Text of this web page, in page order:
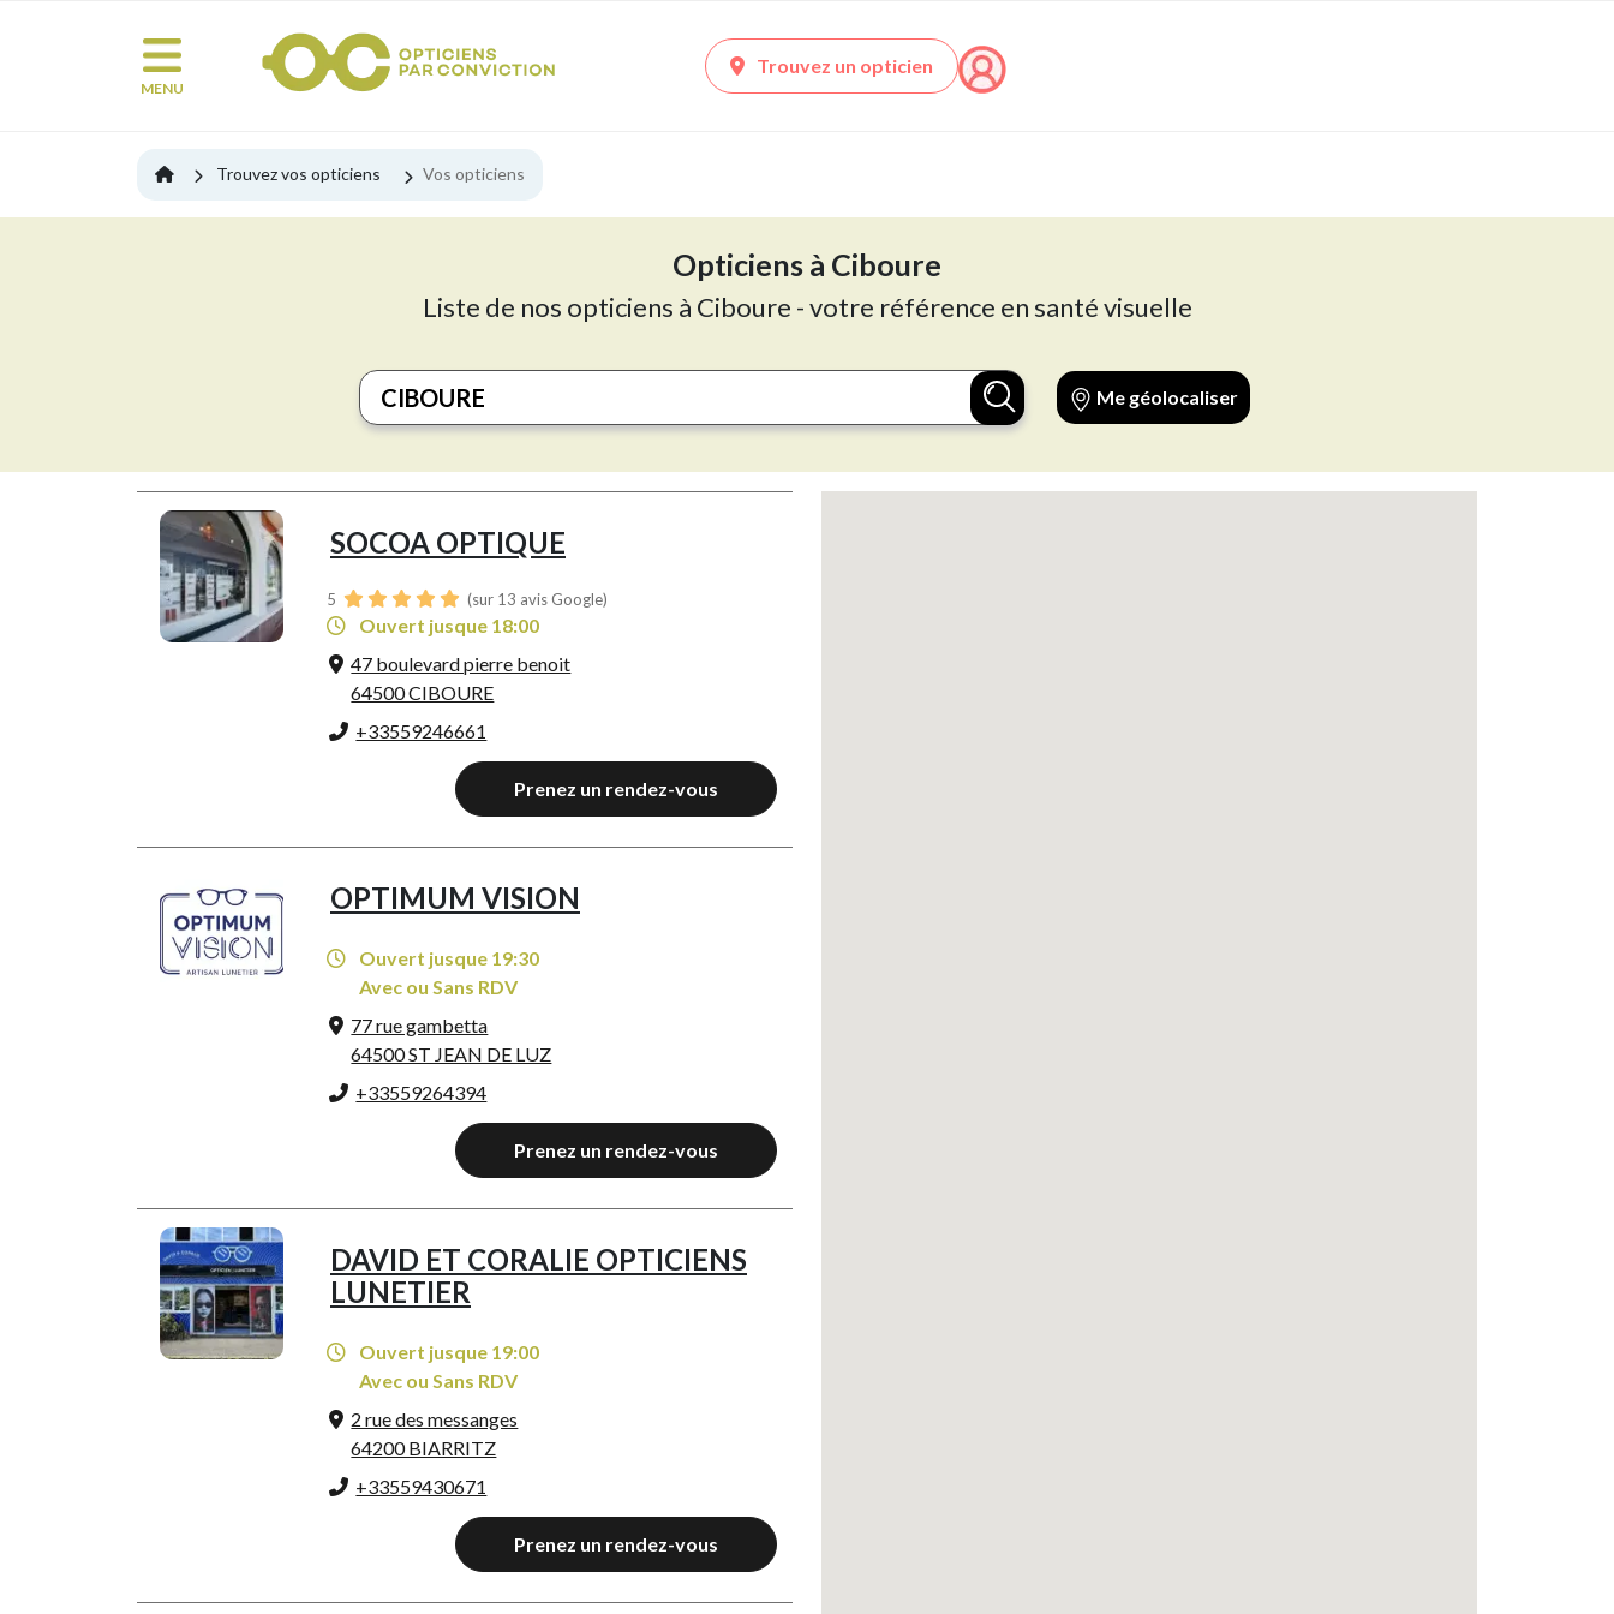
MENU
Trouvez un opticien
Trouvez vos opticiens Vos opticiens
Opticiens à Ciboure
Liste de nos opticiens à Ciboure - votre référence en santé visuelle
Me géolocaliser
SOCOA OPTIQUE
5 (sur 13 avis Google)
Ouvert jusque 18:00
47 boulevard pierre benoit
64500 CIBOURE
+33559246661
Prenez un rendez-vous
OPTIMUM VISION
Ouvert jusque 19:30
Avec ou Sans RDV
77 rue gambetta
64500 ST JEAN DE LUZ
+33559264394
Prenez un rendez-vous
DAVID ET CORALIE OPTICIENS
LUNETIER
Ouvert jusque 19:00
Avec ou Sans RDV
2 rue des messanges
64200 BIARRITZ
+33559430671
Prenez un rendez-vous